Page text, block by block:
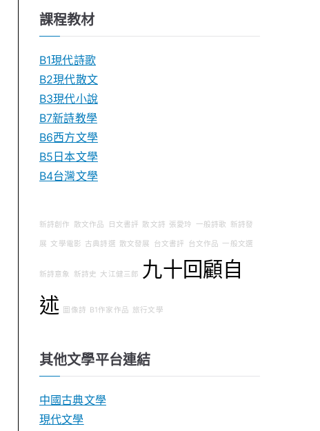
課程教材
B1現代詩歌
B2現代散文
B3現代小說
B7新詩教學
B6西方文學
B5日本文學
B4台灣文學
新詩創作 散文作品 日文書評 散文詩 張愛玲 一般詩歌 新詩發
展 文學電影 古典詩選 散文發展 台文書評 台文作品 一般文選
新詩意象 新詩史 大江健三郎
九十回顧自
述
圖像詩 B1作家作品 旅行文學
其他文學平台連結
中國古典文學
現代文學